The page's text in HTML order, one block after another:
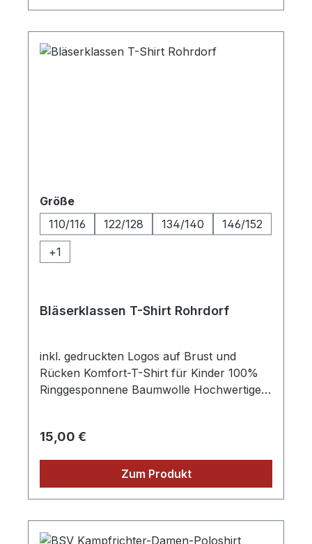
oder Umtausch ausgeschlossen.
Größeauswählen
110/116
122/128 134/140
146/152
+1
Bläserklassen T-Shirt Rohrdorf
inkl. gedruckten Logos auf Brust und
Rücken Komfort-T-Shirt für Kinder 100%
Ringgesponnene Baumwolle Hochwertiger
Doppelnähte an Schultern, Hals- und
Regulärer Preis:
15,00 €
Zum Produkt